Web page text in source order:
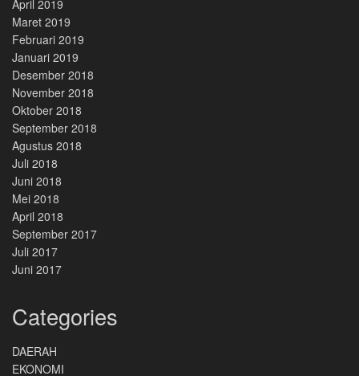
April 2019
Maret 2019
Februari 2019
Januari 2019
Desember 2018
November 2018
Oktober 2018
September 2018
Agustus 2018
Juli 2018
Juni 2018
Mei 2018
April 2018
September 2017
Juli 2017
Juni 2017
Categories
DAERAH
EKONOMI